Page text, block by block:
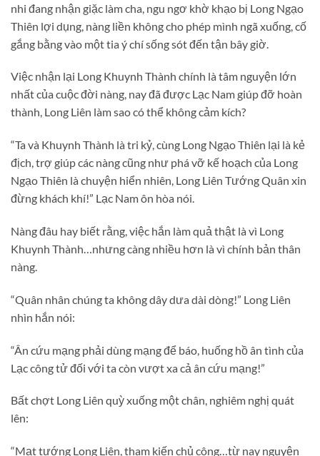
nhi đang nhận giặc làm cha, ngu ngơ khờ khạo bị Long Ngạo
Thiên lợi dụng, nàng liền không cho phép mình ngã xuống, cố
gắng bằng vào một tia ý chí sống sót đến tận bây giờ.
Việc nhận lại Long Khuynh Thành chính là tâm nguyện lớn
nhất của cuộc đời nàng, nay đã được Lạc Nam giúp đỡ hoàn
thành, Long Liên làm sao có thể không cảm kích?
“Ta và Khuynh Thành là tri kỷ, cùng Long Ngạo Thiên lại là kẻ
địch, trợ giúp các nàng cũng như phá vỡ kế hoạch của Long
Ngạo Thiên là chuyện hiển nhiên, Long Liên Tướng Quân xin
đừng khách khí!” Lạc Nam ôn hòa nói.
Nàng đâu hay biết rằng, việc hắn làm quả thật là vì Long
Khuynh Thành…nhưng càng nhiều hơn là vì chính bản thân
nàng.
“Quân nhân chúng ta không dây dưa dài dòng!” Long Liên
nhìn hắn nói:
“Ân cứu mạng phải dùng mạng để báo, huống hồ ân tình của
Lạc công tử đối với ta còn vượt xa cả ân cứu mạng!”
Bất chợt Long Liên quỳ xuống một chân, nghiêm nghị quát
lên:
“Mạt tướng Long Liên, tham kiến chủ công…từ nay nguyện